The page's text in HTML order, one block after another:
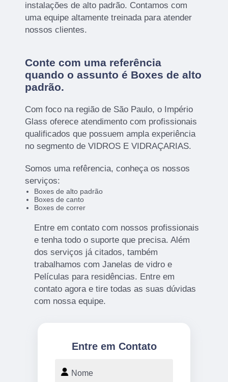
instalações de alto padrão. Contamos com
uma equipe altamente treinada para atender
nossos clientes.
Conte com uma referência
quando o assunto é Boxes de alto
padrão.
Com foco na região de São Paulo, o Império
Glass oferece atendimento com profissionais
qualificados que possuem ampla experiência
no segmento de VIDROS E VIDRAÇARIAS.
Somos uma refêrencia, conheça os nossos
serviços:
Boxes de alto padrão
Boxes de canto
Boxes de correr
Entre em contato com nossos profissionais
e tenha todo o suporte que precisa. Além
dos serviços já citados, também
trabalhamos com Janelas de vidro e
Películas para residências. Entre em
contato agora e tire todas as suas dúvidas
com nossa equipe.
Entre em Contato